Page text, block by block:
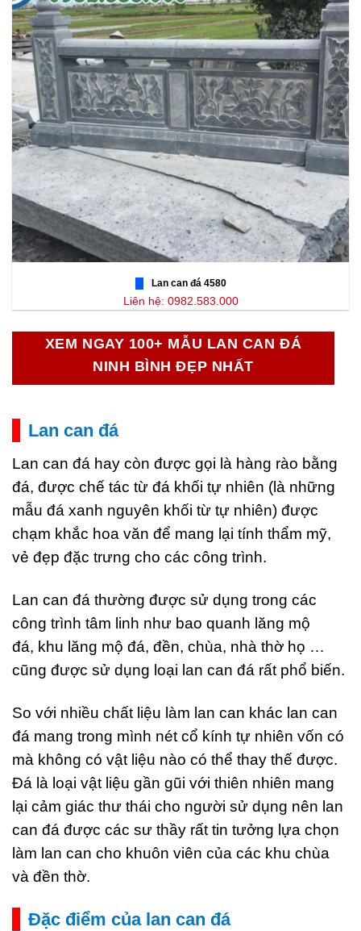
Lan can đá 4580
Liên hệ: 0982.583.000
XEM NGAY 100+ MẪU LAN CAN ĐÁ
NINH BÌNH ĐẸP NHẤT
Lan can đá
Lan can đá hay còn được gọi là hàng rào bằng
đá, được chế tác từ đá khối tự nhiên (là những
mẫu đá xanh nguyên khối từ tự nhiên) được
chạm khắc hoa văn để mang lại tính thẩm mỹ,
vẻ đẹp đặc trưng cho các công trình.
Lan can đá thường được sử dụng trong các
công trình tâm linh như bao quanh lăng mộ
đá, khu lăng mộ đá, đền, chùa, nhà thờ họ …
cũng được sử dụng loại lan can đá rất phổ biến.
So với nhiều chất liệu làm lan can khác lan can
đá mang trong mình nét cổ kính tự nhiên vốn có
mà không có vật liệu nào có thể thay thế được.
Đá là loại vật liệu gần gũi với thiên nhiên mang
lại cảm giác thư thái cho người sử dụng nên lan
can đá được các sư thầy rất tin tưởng lựa chọn
làm lan can cho khuôn viên của các khu chùa
và đền thờ.
Đặc điểm của lan can đá